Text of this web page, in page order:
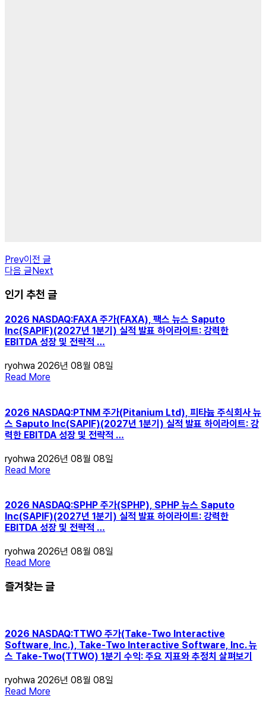
Prev이전 글
다음 글Next
인기 추천 글
2026 NASDAQ:FAXA 주가(FAXA), 팩스 뉴스 Saputo
Inc(SAPIF)(2027년 1분기) 실적 발표 하이라이트: 강력한
EBITDA 성장 및 전략적 …
ryohwa 2026년 08월 08일
Read More
2026 NASDAQ:PTNM 주가(Pitanium Ltd), 피타늄 주식회사 뉴
스 Saputo Inc(SAPIF)(2027년 1분기) 실적 발표 하이라이트: 강
력한 EBITDA 성장 및 전략적 …
ryohwa 2026년 08월 08일
Read More
2026 NASDAQ:SPHP 주가(SPHP), SPHP 뉴스 Saputo
Inc(SAPIF)(2027년 1분기) 실적 발표 하이라이트: 강력한
EBITDA 성장 및 전략적 …
ryohwa 2026년 08월 08일
Read More
즐겨찾는 글
2026 NASDAQ:TTWO 주가(Take-Two Interactive
Software, Inc.), Take-Two Interactive Software, Inc. 뉴
스 Take-Two(TTWO) 1분기 수익: 주요 지표와 추정치 살펴보기
ryohwa 2026년 08월 08일
Read More